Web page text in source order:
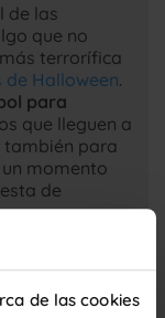
de las cookies
de las
que no
terrorífica
de Halloween.
para
que lleguen a
también para
momento
de